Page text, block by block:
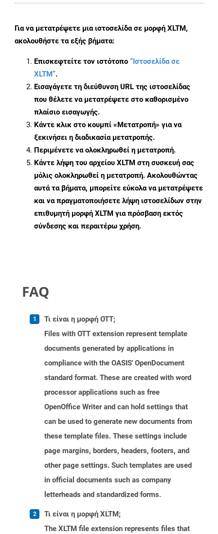
Για να μετατρέψετε μια ιστοσελίδα σε μορφή XLTM,
ακολουθήστε τα εξής βήματα:
Επισκεφτείτε τον ιστότοπο “Ιστοσελίδα σε
XLTM”.
Εισαγάγετε τη διεύθυνση URL της ιστοσελίδας
που θέλετε να μετατρέψετε στο καθορισμένο
πλαίσιο εισαγωγής.
Κάντε κλικ στο κουμπί «Μετατροπή» για να
ξεκινήσει η διαδικασία μετατροπής.
Περιμένετε να ολοκληρωθεί η μετατροπή.
Κάντε λήψη του αρχείου XLTM στη συσκευή σας
μόλις ολοκληρωθεί η μετατροπή. Ακολουθώντας
αυτά τα βήματα, μπορείτε εύκολα να μετατρέψετε
και να πραγματοποιήσετε λήψη ιστοσελίδων στην
επιθυμητή μορφή XLTM για πρόσβαση εκτός
σύνδεσης και περαιτέρω χρήση.
FAQ
Τι είναι η μορφή OTT;
Files with OTT extension represent template
documents generated by applications in
compliance with the OASIS' OpenDocument
standard format. These are created with word
processor applications such as free
OpenOffice Writer and can hold settings that
can be used to generate new documents from
these template files. These settings include
page margins, borders, headers, footers, and
other page settings. Such templates are used
in official documents such as company
letterheads and standardized forms.
Τι είναι η μορφή XLTM;
The XLTM file extension represents files that